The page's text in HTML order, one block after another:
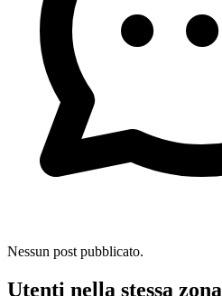
Nessun post pubblicato.
Utenti nella stessa zona